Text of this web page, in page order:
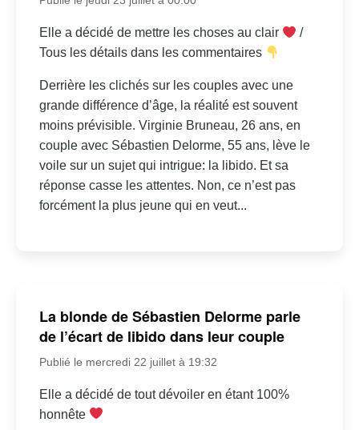
Elle a décidé de mettre les choses au clair
/
Tous les détails dans les commentaires
Derrière les clichés sur les couples avec une
grande différence d’âge, la réalité est souvent
moins prévisible. Virginie Bruneau, 26 ans, en
couple avec Sébastien Delorme, 55 ans, lève le
voile sur un sujet qui intrigue: la libido. Et sa
réponse casse les attentes. Non, ce n’est pas
forcément la plus jeune qui en veut...
La blonde de Sébastien Delorme parle
de l’écart de libido dans leur couple
Publié le mercredi 22 juillet à 19:32
Elle a décidé de tout dévoiler en étant 100%
honnête